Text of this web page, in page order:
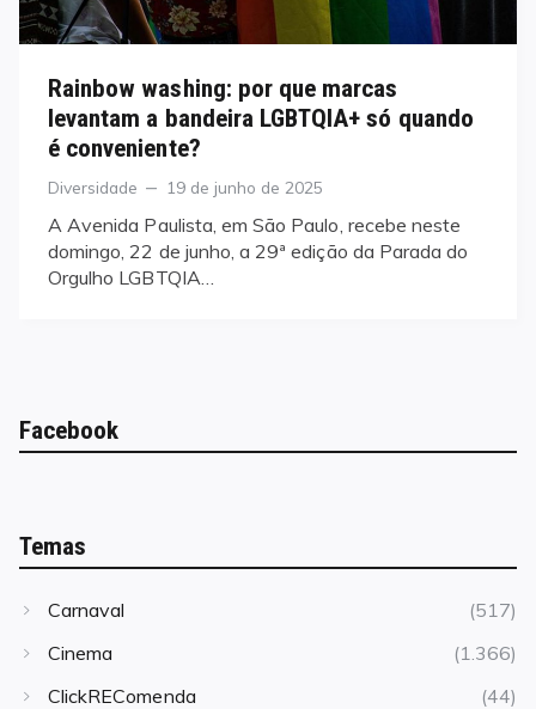
Rainbow washing: por que marcas
levantam a bandeira LGBTQIA+ só quando
é conveniente?
Categories
Diversidade
Posted
19 de junho de 2025
A Avenida Paulista, em São Paulo, recebe neste
domingo, 22 de junho, a 29ª edição da Parada do
Orgulho LGBTQIA…
Facebook
Temas
Carnaval
(517)
Cinema
(1.366)
ClickREComenda
(44)